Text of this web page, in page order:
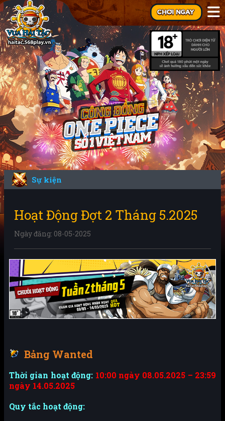
Sự kiện
Hoạt Động Đợt 2 Tháng 5.2025
Ngày đăng: 08-05-2025
Bảng Wanted
Thời gian hoạt động: 10:00 ngày 08.05.2025 – 23:59
ngày 14.05.2025
Quy tắc hoạt động: